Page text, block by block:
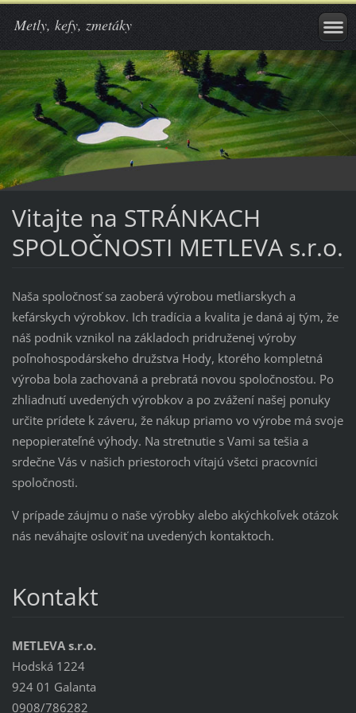
Metly, kefy, zmetáky
Vitajte na STRÁNKACH
SPOLOČNOSTI METLEVA s.r.o.
Naša spoločnosť sa zaoberá výrobou metliarskych a
kefárskych výrobkov. Ich tradícia a kvalita je daná aj tým, že
náš podnik vznikol na základoch pridruženej výroby
poľnohospodárskeho družstva Hody, ktorého kompletná
výroba bola zachovaná a prebratá novou spoločnosťou. Po
zhliadnutí uvedených výrobkov a po zvážení našej ponuky
určite prídete k záveru, že nákup priamo vo výrobe má svoje
nepopierateľné výhody. Na stretnutie s Vami sa tešia a
srdečne Vás v našich priestoroch vítajú všetci pracovníci
spoločnosti.
V prípade záujmu o naše výrobky alebo akýchkoľvek otázok
nás neváhajte osloviť na uvedených kontaktoch.
Kontakt
METLEVA s.r.o.
Hodská 1224
924 01 Galanta
0908/786282